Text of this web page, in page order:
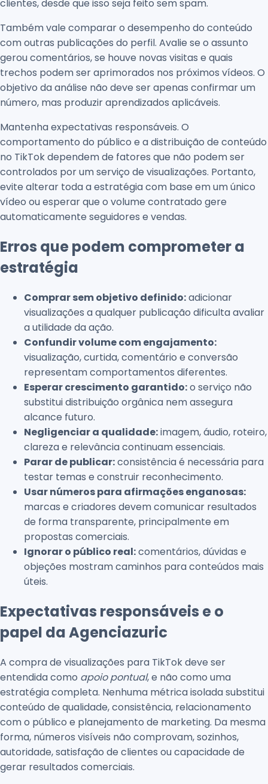
clientes, desde que isso seja feito sem spam.
Também vale comparar o desempenho do conteúdo
com outras publicações do perfil. Avalie se o assunto
gerou comentários, se houve novas visitas e quais
trechos podem ser aprimorados nos próximos vídeos. O
objetivo da análise não deve ser apenas confirmar um
número, mas produzir aprendizados aplicáveis.
Mantenha expectativas responsáveis. O
comportamento do público e a distribuição de conteúdo
no TikTok dependem de fatores que não podem ser
controlados por um serviço de visualizações. Portanto,
evite alterar toda a estratégia com base em um único
vídeo ou esperar que o volume contratado gere
automaticamente seguidores e vendas.
Erros que podem comprometer a
estratégia
Comprar sem objetivo definido:adicionar
visualizações a qualquer publicação dificulta avaliar
a utilidade da ação.
Confundir volume com engajamento:
visualização, curtida, comentário e conversão
representam comportamentos diferentes.
Esperar crescimento garantido:o serviço não
substitui distribuição orgânica nem assegura
alcance futuro.
Negligenciar a qualidade:imagem, áudio, roteiro,
clareza e relevância continuam essenciais.
Parar de publicar:consistência é necessária para
testar temas e construir reconhecimento.
Usar números para afirmações enganosas:
marcas e criadores devem comunicar resultados
de forma transparente, principalmente em
propostas comerciais.
Ignorar o público real:comentários, dúvidas e
objeções mostram caminhos para conteúdos mais
úteis.
Expectativas responsáveis e o
papel da Agenciazuric
A compra de visualizações para TikTok deve ser
entendida como apoio pontual, e não como uma
estratégia completa. Nenhuma métrica isolada substitui
conteúdo de qualidade, consistência, relacionamento
com o público e planejamento de marketing. Da mesma
forma, números visíveis não comprovam, sozinhos,
autoridade, satisfação de clientes ou capacidade de
gerar resultados comerciais.